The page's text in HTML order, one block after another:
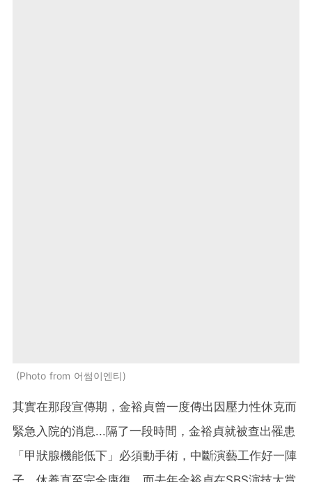
Photo from 어썸이엔티
其實在那段宣傳期，金裕貞曾一度傳出因壓力性休克而
緊急入院的消息...隔了一段時間，金裕貞就被查出罹患
「甲狀腺機能低下」必須動手術，中斷演藝工作好一陣